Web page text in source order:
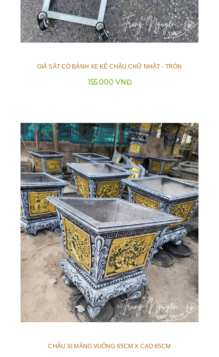
GIÁ SẮT CÓ BÁNH XE KÊ CHẬU CHỮ NHẬT - TRÒN
155.000 VNĐ
CHẬU XI MĂNG VUÔNG 65CM X CAO 65CM